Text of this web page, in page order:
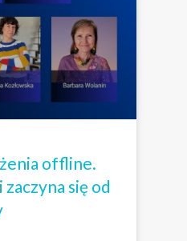
offline.
się od